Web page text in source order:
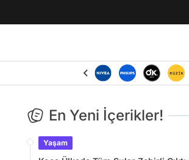
En Yeni İçerikler!
Yaşam